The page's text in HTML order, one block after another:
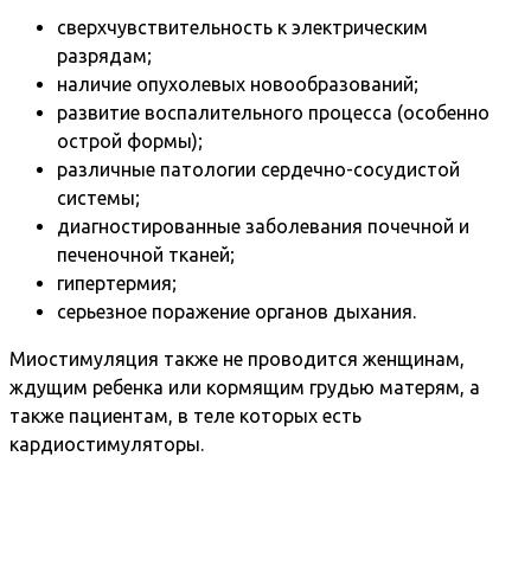
сверхчувствительность к электрическим
разрядам;
наличие опухолевых новообразований;
развитие воспалительного процесса (особенно
острой формы);
различные патологии сердечно-сосудистой
системы;
диагностированные заболевания почечной и
печеночной тканей;
гипертермия;
серьезное поражение органов дыхания.
Миостимуляция также не проводится женщинам,
ждущим ребенка или кормящим грудью матерям, а
также пациентам, в теле которых есть
кардиостимуляторы.